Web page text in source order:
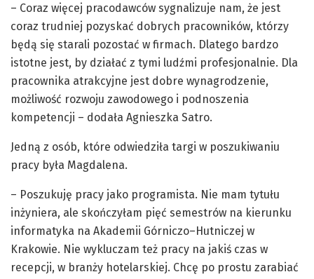
– Coraz więcej pracodawców sygnalizuje nam, że jest
coraz trudniej pozyskać dobrych pracowników, którzy
będą się starali pozostać w firmach. Dlatego bardzo
istotne jest, by działać z tymi ludźmi profesjonalnie. Dla
pracownika atrakcyjne jest dobre wynagrodzenie,
możliwość rozwoju zawodowego i podnoszenia
kompetencji – dodała Agnieszka Satro.
Jedną z osób, które odwiedziła targi w poszukiwaniu
pracy była Magdalena.
– Poszukuję pracy jako programista. Nie mam tytułu
inżyniera, ale skończyłam pięć semestrów na kierunku
informatyka na Akademii Górniczo–Hutniczej w
Krakowie. Nie wykluczam też pracy na jakiś czas w
recepcji, w branży hotelarskiej. Chcę po prostu zarabiać